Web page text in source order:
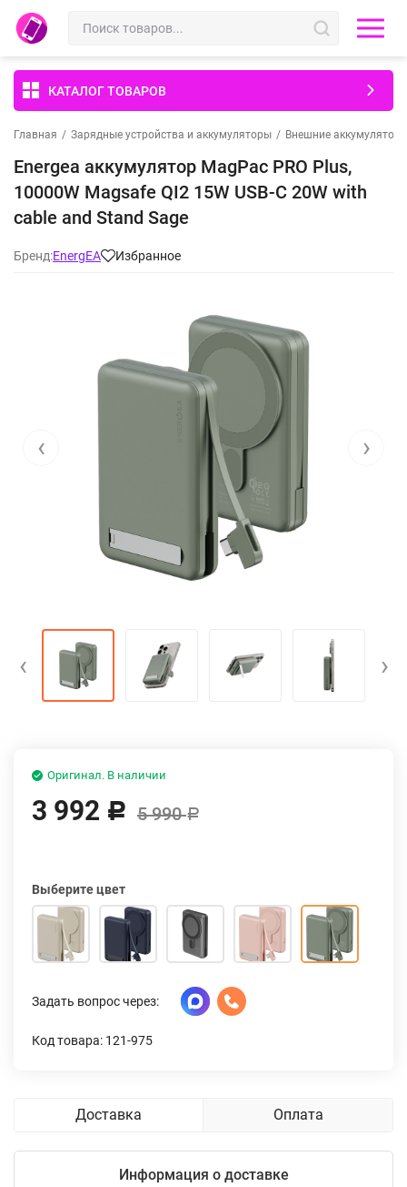
КАТАЛОГ ТОВАРОВ
Главная / Зарядные устройства и аккумуляторы / Внешние
Energea аккумулятор MagPac PRO Plus,
10000W Magsafe QI2 15W USB-C 20W with
cable and Stand Sage
Бренд:EnergEA Избранное
‹ ›
‹ ›
Оригинал. В наличии
3 992 Р 5 990Р
Выберите цвет
Задать вопрос через:
Код товара: 121-975
Доставка Оплата
Информация о доставке